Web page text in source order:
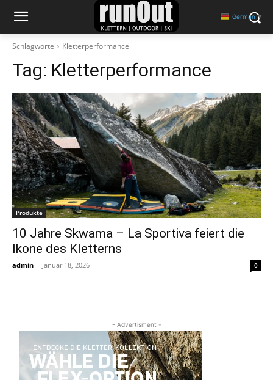
Schlagworte Kletterperformance
Tag: Kletterperformance
Produkte
10 Jahre Skwama – La Sportiva feiert die
Ikone des Kletterns
admin - Januar 18, 2026 0
- Advertisment -
German ▼